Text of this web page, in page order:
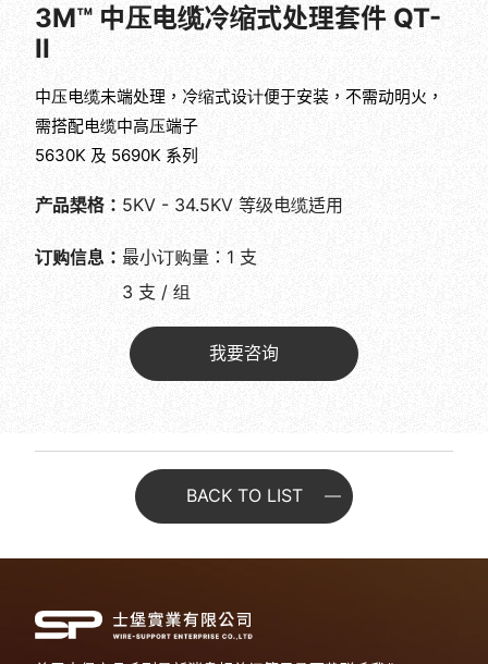
3M™ 中压电缆冷缩式处理套件 QT-
II
中压电缆未端处理，冷缩式设计便于安装，不需动明火，
需搭配电缆中高压端子
5630K 及 5690K 系列
产品槼格： 5KV - 34.5KV 等级电缆适用
订购信息： 最小订购量：1 支
3 支 / 组
我要咨询
BACK TO LIST